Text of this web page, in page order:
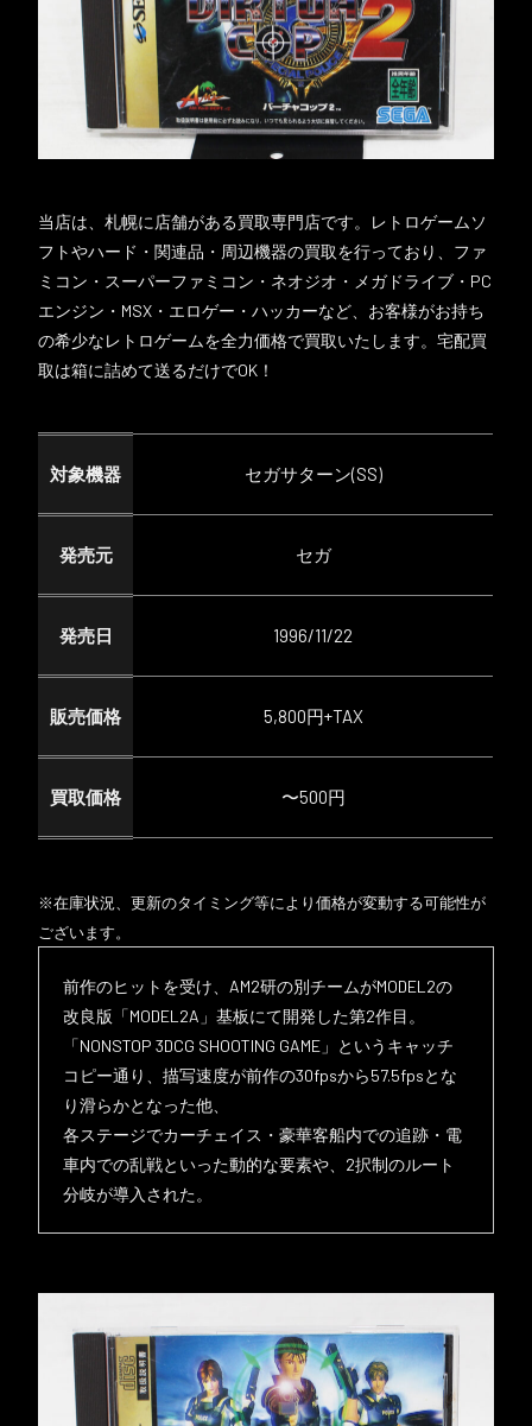
当店は、札幌に店舗がある買取専門店です。レトロゲームソ
フトやハード・関連品・周辺機器の買取を行っており、ファ
ミコン・スーパーファミコン・ネオジオ・メガドライブ・PC
エンジン・MSX・エロゲー・ハッカーなど、お客様がお持ち
の希少なレトロゲームを全力価格で買取いたします。宅配買
取は箱に詰めて送るだけでOK！
対象機器 セガサターン(SS)
発売元 セガ
発売日 1996/11/22
販売価格 5,800円+TAX
買取価格 〜500円
※在庫状況、更新のタイミング等により価格が変動する可能性が
ございます。
前作のヒットを受け、AM2研の別チームがMODEL2の
改良版「MODEL2A」基板にて開発した第2作目。
「NONSTOP 3DCG SHOOTING GAME」というキャッチ
コピー通り、描写速度が前作の30fpsから57.5fpsとな
り滑らかとなった他、
各ステージでカーチェイス・豪華客船内での追跡・電
車内での乱戦といった動的な要素や、2択制のルート
分岐が導入された。